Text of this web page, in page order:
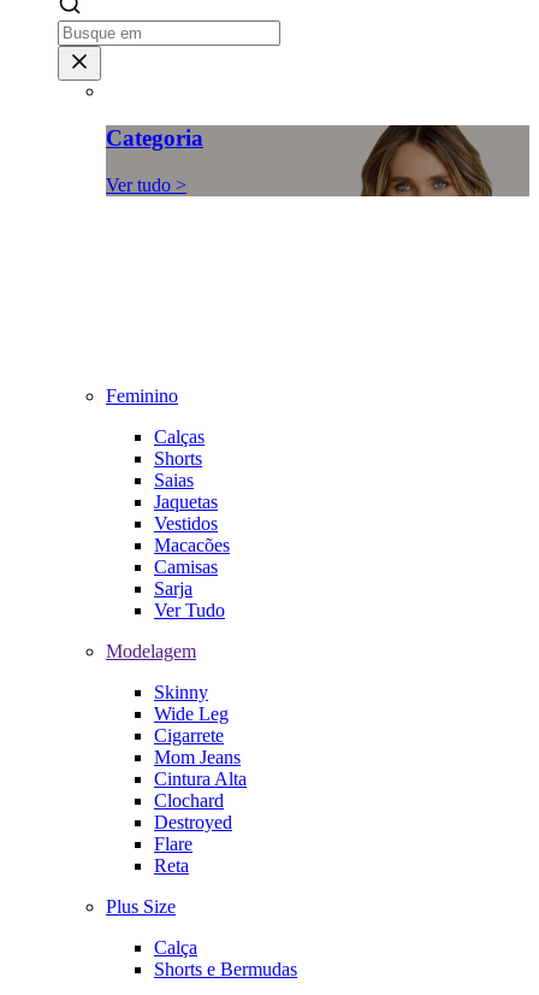
Categoria
Ver tudo >
Feminino
Calças
Shorts
Saias
Jaquetas
Vestidos
Macacões
Camisas
Sarja
Ver Tudo
Modelagem
Skinny
Wide Leg
Cigarrete
Mom Jeans
Cintura Alta
Clochard
Destroyed
Flare
Reta
Plus Size
Calça
Shorts e Bermudas